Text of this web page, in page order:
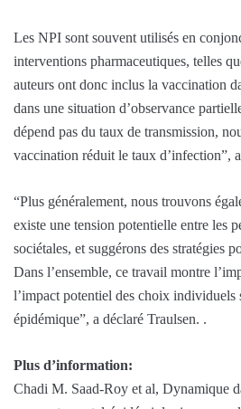
Les NPI sont souvent utilisés en
interventions pharmaceutiques, telles
auteurs ont donc inclus la vaccination
dans une situation d’observance
dépend pas du taux de transmission,
vaccination réduit le taux d’infection”,
“Plus généralement, nous trouvons
existe une tension potentielle entre les
sociétales, et suggérons des stratégies
Dans l’ensemble, ce travail montre
l’impact potentiel des choix individuels
épidémique”, a déclaré Traulsen. .
Plus d’information:
Chadi M. Saad-Roy et al, Dynamique